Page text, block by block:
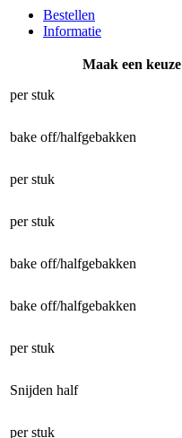
Bestellen
Informatie
Maak een keuze
per stuk
bake off/halfgebakken
per stuk
per stuk
bake off/halfgebakken
bake off/halfgebakken
per stuk
Snijden half
per stuk